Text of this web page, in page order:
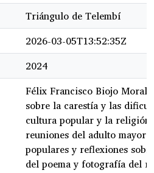
Triángulo de Telembí
2026-03-05T13:52:35Z
2024
Félix Francisco Biojo
sobre la carestía y las
cultura popular y la
reuniones del adulto mayor
populares y reflexiones
del poema y fotografía del